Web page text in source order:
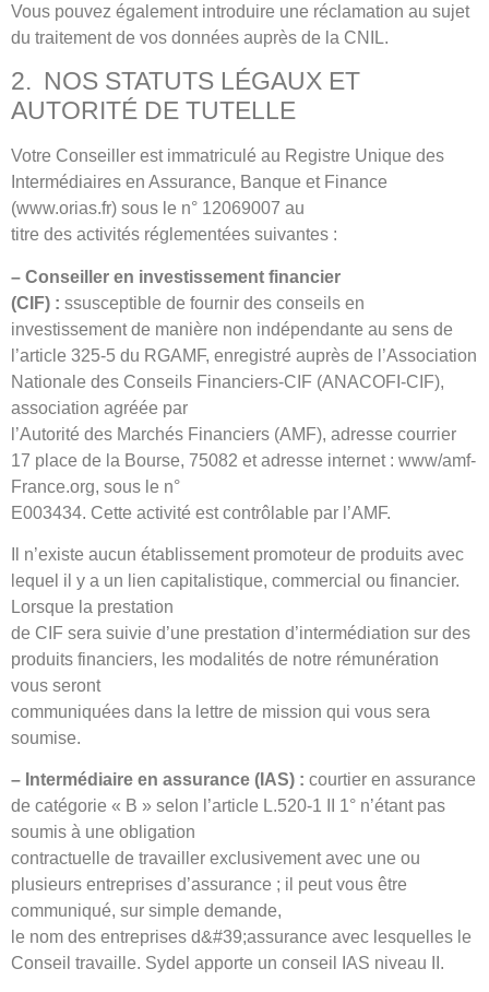
Vous pouvez également introduire une réclamation au sujet
du traitement de vos données auprès de la CNIL.
2. NOS STATUTS LÉGAUX ET
AUTORITÉ DE TUTELLE
Votre Conseiller est immatriculé au Registre Unique des
Intermédiaires en Assurance, Banque et Finance
(www.orias.fr) sous le n° 12069007 au
titre des activités réglementées suivantes :
– Conseiller en investissement financier
(CIF) : ssusceptible de fournir des conseils en
investissement de manière non indépendante au sens de
l’article 325-5 du RGAMF, enregistré auprès de l’Association
Nationale des Conseils Financiers-CIF (ANACOFI-CIF),
association agréée par
l’Autorité des Marchés Financiers (AMF), adresse courrier
17 place de la Bourse, 75082 et adresse internet : www/amf-
France.org, sous le n°
E003434. Cette activité est contrôlable par l’AMF.
Il n’existe aucun établissement promoteur de produits avec
lequel il y a un lien capitalistique, commercial ou financier.
Lorsque la prestation
de CIF sera suivie d’une prestation d’intermédiation sur des
produits financiers, les modalités de notre rémunération
vous seront
communiquées dans la lettre de mission qui vous sera
soumise.
– Intermédiaire en assurance (IAS) : courtier en assurance
de catégorie « B » selon l’article L.520-1 II 1° n’étant pas
soumis à une obligation
contractuelle de travailler exclusivement avec une ou
plusieurs entreprises d’assurance ; il peut vous être
communiqué, sur simple demande,
le nom des entreprises d&#39;assurance avec lesquelles le
Conseil travaille. Sydel apporte un conseil IAS niveau II.